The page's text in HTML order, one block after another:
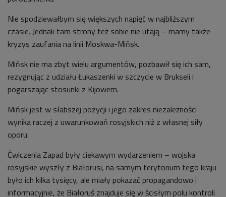
Nie spodziewałbym się większych napięć w najbliższym
czasie. Jednak tam strony też sobie nie ufają – mamy także
kryzys zaufania na linii Moskwa-Mińsk.
Mińsk nie ma zbyt wielu argumentów, pozbawił się ich sam,
rezygnując z udziału Łukaszenki w szczycie w Brukseli i
pogarszając stosunki z Kijowem.
Mińsk jest w słabszej pozycji i jego zakres niezależności
wynika raczej z uwarunkowań rosyjskich niż z własnej siły
oporu.
Ćwiczenia Zapad były ciekawym wydarzeniem – wojska
rosyjskie wyszły z Białorusi, na samym terytorium tego kraju
było ich kilka tysięcy, ale miały pokazać propagandowo i
informacyjnie, że Białoruś znajduje się w ścisłym polu kontroli